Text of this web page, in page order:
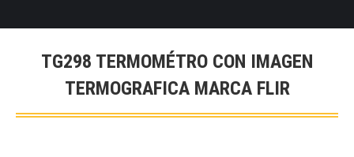
TG298 TERMOMÉTRO CON IMAGEN
TERMOGRAFICA MARCA FLIR